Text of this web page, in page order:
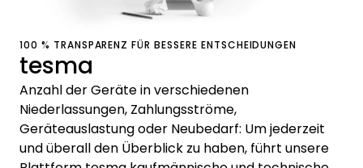
100 % TRANSPARENZ FÜR BESSERE ENTSCHEIDUNGEN
tesma
Anzahl der Geräte in verschiedenen
Niederlassungen, Zahlungsströme,
Geräteauslastung oder Neubedarf: Um jederzeit
und überall den Überblick zu haben, führt unsere